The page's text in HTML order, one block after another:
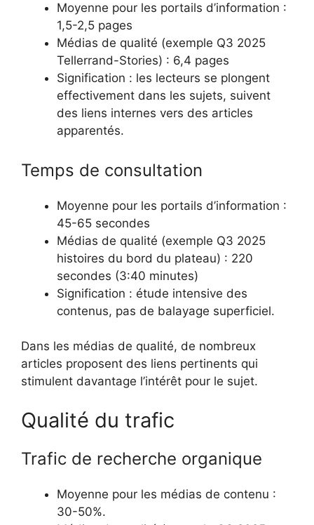
Moyenne pour les portails d’information :
1,5-2,5 pages
Médias de qualité (exemple Q3 2025
Tellerrand-Stories) : 6,4 pages
Signification : les lecteurs se plongent
effectivement dans les sujets, suivent
des liens internes vers des articles
apparentés.
Temps de consultation
Moyenne pour les portails d’information :
45-65 secondes
Médias de qualité (exemple Q3 2025
histoires du bord du plateau) : 220
secondes (3:40 minutes)
Signification : étude intensive des
contenus, pas de balayage superficiel.
Dans les médias de qualité, de nombreux
articles proposent des liens pertinents qui
stimulent davantage l’intérêt pour le sujet.
Qualité du trafic
Trafic de recherche organique
Moyenne pour les médias de contenu :
30-50%.